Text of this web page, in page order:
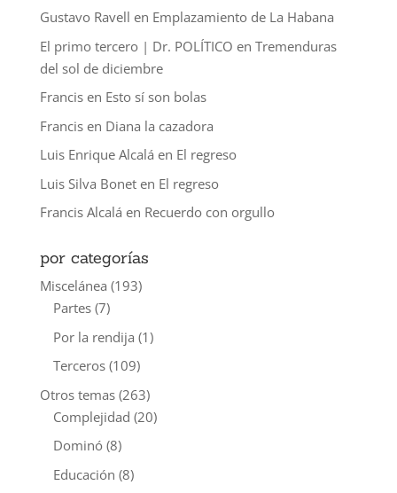
Gustavo Ravell en Emplazamiento de La Habana
El primo tercero | Dr. POLÍTICO en Tremenduras
del sol de diciembre
Francisen Esto sí son bolas
Francisen Diana la cazadora
Luis Enrique Alcalá en El regreso
Luis Silva Boneten El regreso
Francis Alcalá en Recuerdo con orgullo
por categorías
Miscelánea (193)
Partes(7)
Por la rendija (1)
Terceros(109)
Otros temas(263)
Complejidad (20)
Dominó(8)
Educación (8)